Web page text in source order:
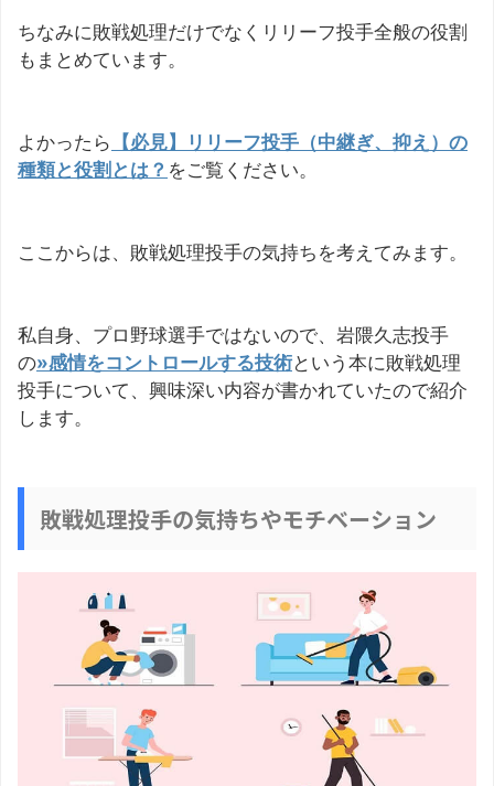
ちなみに敗戦処理だけでなくリリーフ投手全般の役割
もまとめています。
よかったら 【必見】リリーフ投手（中継ぎ、抑え）の
種類と役割とは？ をご覧ください。
ここからは、敗戦処理投手の気持ちを考えてみます。
私自身、プロ野球選手ではないので、岩隈久志投手
の»感情をコントロールする技術という本に敗戦処理
投手について、興味深い内容が書かれていたので紹介
します。
敗戦処理投手の気持ちやモチベーション